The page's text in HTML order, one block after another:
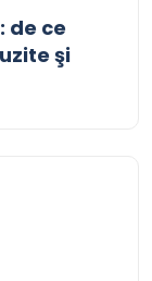
de ce
şi